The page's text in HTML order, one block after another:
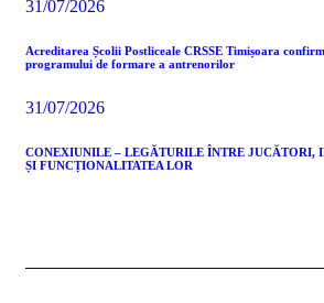
31/07/2026
Acreditarea Școlii Postliceale CRSSE Timișoara
programului de formare a antrenorilor
31/07/2026
CONEXIUNILE – LEGĂTURILE ÎNTRE JUCĂTORI,
ȘI FUNCȚIONALITATEA LOR